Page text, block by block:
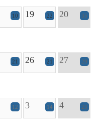
10 19 22 20 35
21 26 21 27 29
12 3 14 4 23